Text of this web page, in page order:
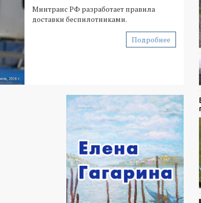
Минтранс РФ разработает правила
доставки беспилотниками.
Подробнее